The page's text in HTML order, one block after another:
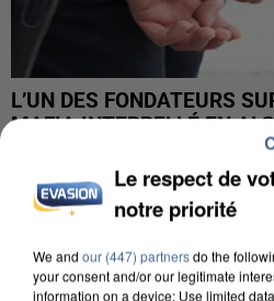
L’UN DES FONDATEURS
MAFIA INTERPELLÉ EN
Le respect de
notre priorité
We and our (447) partnersdo the
your consent and/or our legitimate
information on a device; Use limited